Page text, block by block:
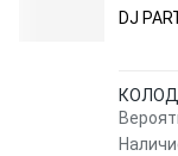
DJ